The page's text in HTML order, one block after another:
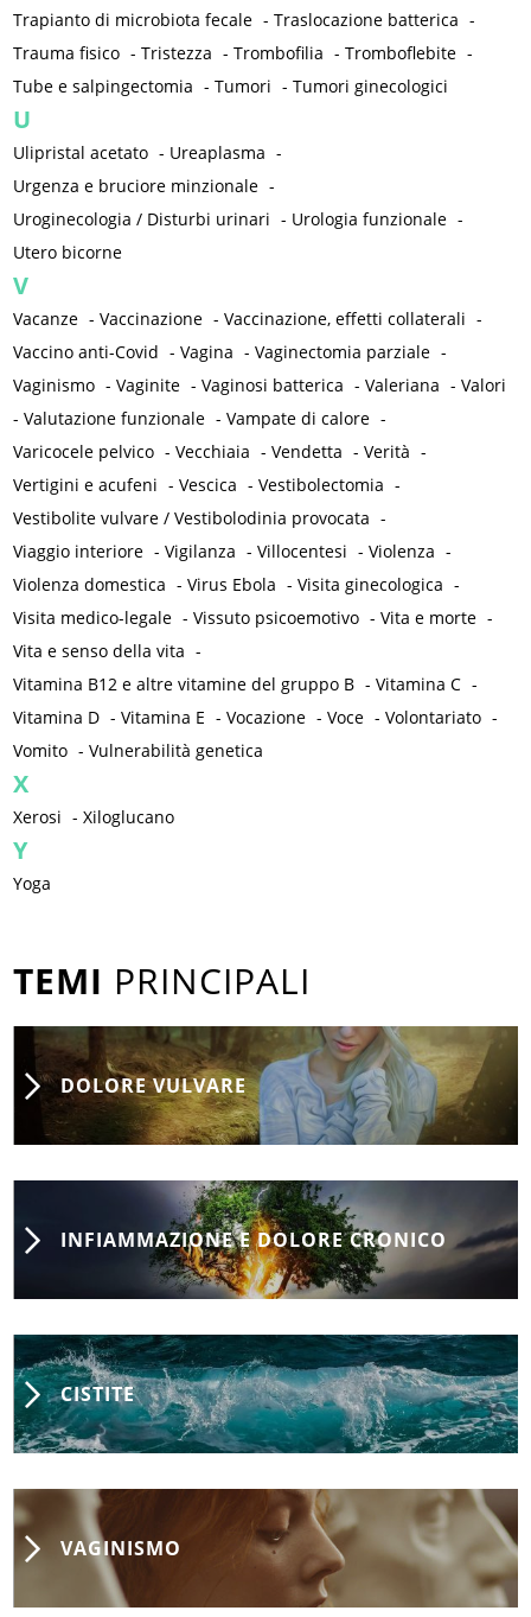
Trapianto di microbiota fecale -Traslocazione batterica -
Trauma fisico -Tristezza -Trombofilia -Tromboflebite -
Tube e salpingectomia -Tumori -Tumori ginecologici
U
Ulipristal acetato - Ureaplasma -
Urgenza e bruciore minzionale -
Uroginecologia / Disturbi urinari - Urologia funzionale -
Utero bicorne
V
Vacanze -Vaccinazione -Vaccinazione, effetti collaterali -
Vaccino anti-Covid -Vagina -Vaginectomia parziale -
Vaginismo -Vaginite -Vaginosi batterica -Valeriana -Valori
-Valutazione funzionale -Vampate di calore -
Varicocele pelvico -Vecchiaia -Vendetta -Verità -
Vertigini e acufeni -Vescica -Vestibolectomia -
Vestibolite vulvare / Vestibolodinia provocata -
Viaggio interiore -Vigilanza -Villocentesi -Violenza -
Violenza domestica -Virus Ebola -Visita ginecologica -
Visita medico-legale -Vissuto psicoemotivo -Vita e morte -
Vita e senso della vita -
Vitamina B12 e altre vitamine del gruppo B -Vitamina C -
Vitamina D -Vitamina E -Vocazione -Voce -Volontariato -
Vomito -Vulnerabilità genetica
X
Xerosi -Xiloglucano
Y
Yoga
TEMI PRINCIPALI
DOLORE VULVARE
INFIAMMAZIONE E DOLORE CRONICO
CISTITE
VAGINISMO